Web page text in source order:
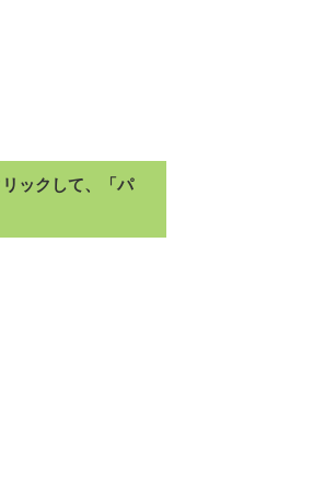
ックして、「パ